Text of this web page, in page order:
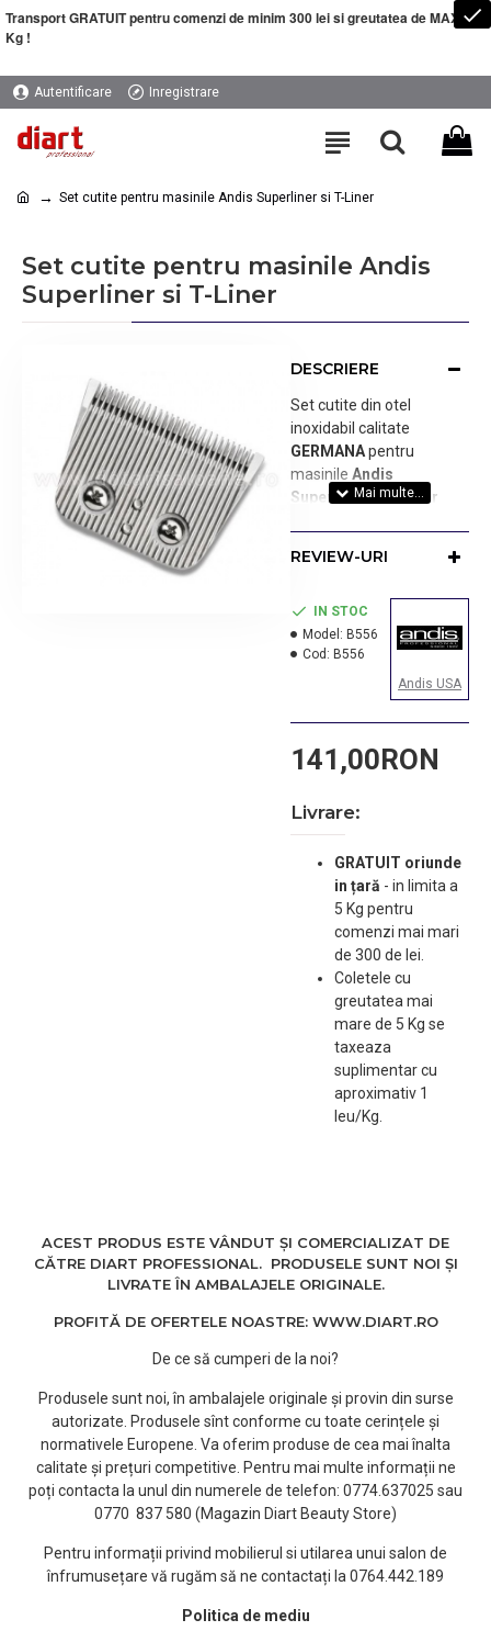
Transport GRATUIT pentru comenzi de minim 300 lei si greutatea de MAXIM 5
Kg !
Autentificare Inregistrare
Set cutite pentru masinile Andis Superliner si T-Liner
Set cutite pentru masinile Andis
Superliner si T-Liner
DESCRIERE
Set cutite din otel
inoxidabil calitate
GERMANApentru
masinile Andis
Superliner si T-Liner
REVIEW-URI
141,00RON
IN STOC
Model: B556
Cod: B556
Andis USA
Livrare:
GRATUIT oriunde
in țară - in limita a
5 Kg pentru
comenzi mai mari
de 300 de lei.
Coletele cu
greutatea mai
mare de 5 Kg se
taxeaza
suplimentar cu
aproximativ 1
leu/Kg.
ACEST PRODUS ESTE VÂNDUT ȘI COMERCIALIZAT DE
CĂTRE DIART PROFESSIONAL. PRODUSELE SUNT NOI ȘI
LIVRATE ÎN AMBALAJELE ORIGINALE.
PROFITĂ DE OFERTELE NOASTRE: WWW.DIART.RO
De ce să cumperi de la noi?
Produsele sunt noi, în ambalajele originale și provin din surse
autorizate. Produsele sînt conforme cu toate cerințele și
normativele Europene. Va oferim produse de cea mai înalta
calitate și prețuri competitive. Pentru mai multe informații ne
poți contacta la unul din numerele de telefon: 0774.637025 sau
0770 837 580 (Magazin Diart Beauty Store)
Pentru informații privind mobilierul si utilarea unui salon de
înfrumusețare vă rugăm să ne contactați la 0764.442.189
Politica de mediu